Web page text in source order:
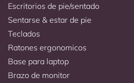
Escritorios de pie/sentado
Sentarse & estar de pie
Teclados
Ratones ergonomicos
Base para laptop
Brazo de monitor